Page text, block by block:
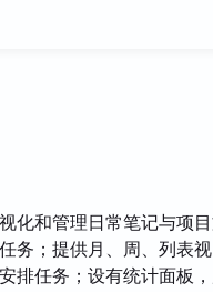
化和管理日常笔记与项
务；提供月、周、列表
排任务；设有统计面板